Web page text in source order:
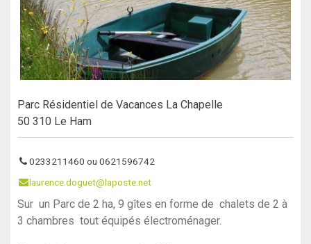
Parc Résidentiel de Vacances La Chapelle
50 310 Le Ham
0233211460 ou 0621596742
laurence.doguet@laposte.net
Sur un Parc de 2 ha, 9 gîtes en forme de chalets de 2 à
3 chambres tout équipés électroménager.